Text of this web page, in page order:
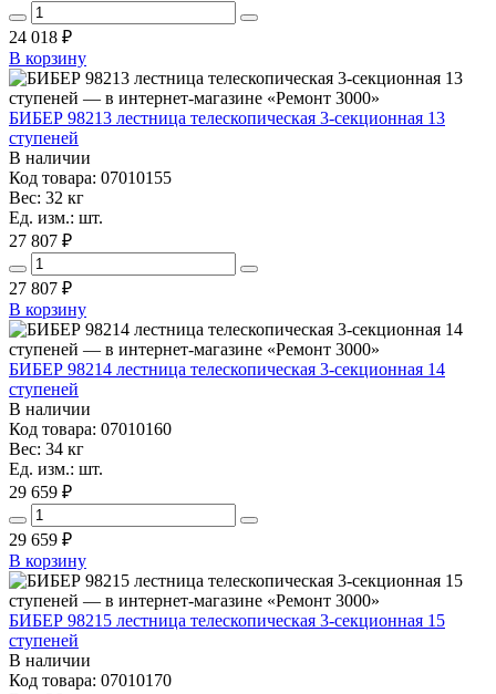
24 018 ₽
В корзину
БИБЕР 98213 лестница телескопическая 3-секционная 13
ступеней
В наличии
Код товара: 07010155
Вес: 32 кг
Ед. изм.: шт.
27 807 ₽
27 807 ₽
В корзину
БИБЕР 98214 лестница телескопическая 3-секционная 14
ступеней
В наличии
Код товара: 07010160
Вес: 34 кг
Ед. изм.: шт.
29 659 ₽
29 659 ₽
В корзину
БИБЕР 98215 лестница телескопическая 3-секционная 15
ступеней
В наличии
Код товара: 07010170